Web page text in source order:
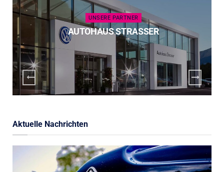
UNSERE PARTNER
AUTOHAUS STRASSER
Aktuelle Nachrichten